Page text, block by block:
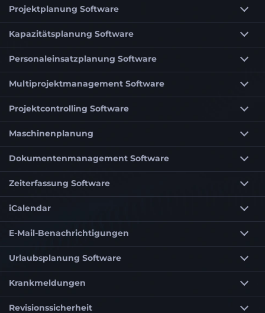
Projektplanung Software
Kapazitätsplanung Software
Personaleinsatzplanung Software
Multiprojektmanagement Software
Projektcontrolling Software
Maschinenplanung
Dokumentenmanagement Software
Zeiterfassung Software
iCalendar
E-Mail-Benachrichtigungen
Urlaubsplanung Software
Krankmeldungen
Revisionssicherheit